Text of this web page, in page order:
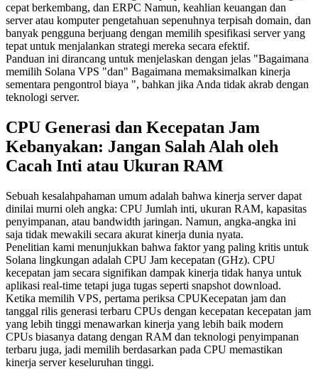
cepat berkembang, dan ERPC Namun, keahlian keuangan dan
server atau komputer pengetahuan sepenuhnya terpisah domain, dan
banyak pengguna berjuang dengan memilih spesifikasi server yang
tepat untuk menjalankan strategi mereka secara efektif.
Panduan ini dirancang untuk menjelaskan dengan jelas "Bagaimana
memilih Solana VPS "dan" Bagaimana memaksimalkan kinerja
sementara pengontrol biaya ", bahkan jika Anda tidak akrab dengan
teknologi server.
CPU Generasi dan Kecepatan Jam
Kebanyakan: Jangan Salah Alah oleh
Cacah Inti atau Ukuran RAM
Sebuah kesalahpahaman umum adalah bahwa kinerja server dapat
dinilai murni oleh angka: CPU Jumlah inti, ukuran RAM, kapasitas
penyimpanan, atau bandwidth jaringan. Namun, angka-angka ini
saja tidak mewakili secara akurat kinerja dunia nyata.
Penelitian kami menunjukkan bahwa faktor yang paling kritis untuk
Solana lingkungan adalah CPU Jam kecepatan (GHz). CPU
kecepatan jam secara signifikan dampak kinerja tidak hanya untuk
aplikasi real-time tetapi juga tugas seperti snapshot download.
Ketika memilih VPS, pertama periksa CPUKecepatan jam dan
tanggal rilis generasi terbaru CPUs dengan kecepatan kecepatan jam
yang lebih tinggi menawarkan kinerja yang lebih baik modern
CPUs biasanya datang dengan RAM dan teknologi penyimpanan
terbaru juga, jadi memilih berdasarkan pada CPU memastikan
kinerja server keseluruhan tinggi.